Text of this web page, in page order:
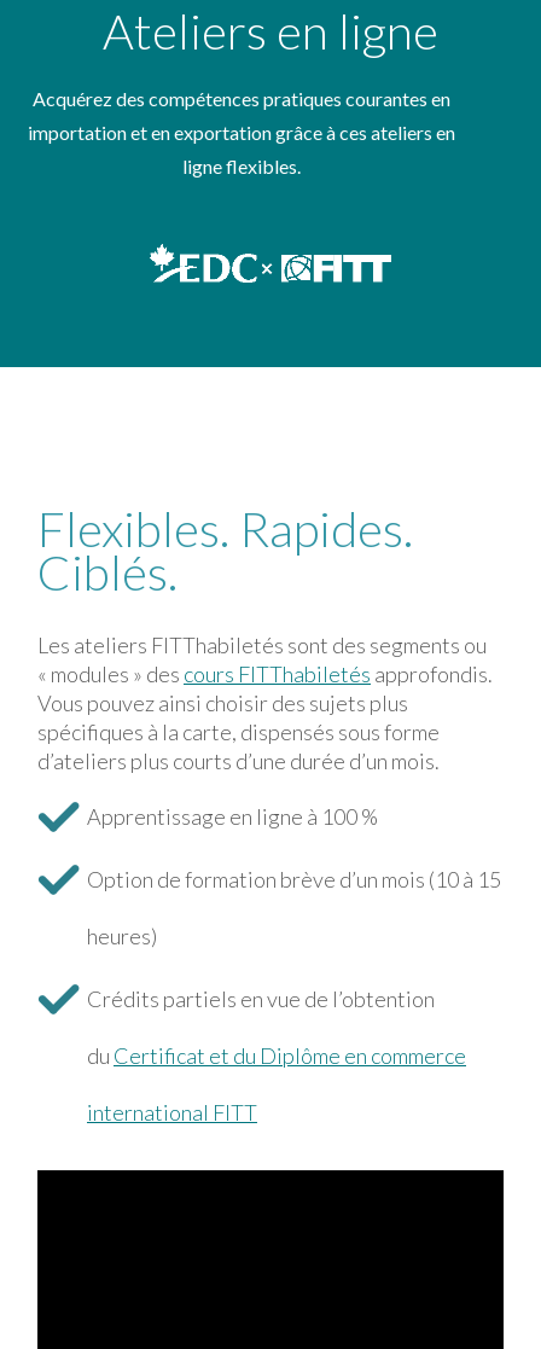
Ateliers en ligne
Acquérez des compétences pratiques courantes en
importation et en exportation grâce à ces ateliers en
ligne flexibles.
Fast.
Focused.
Flexibles. Rapides.
Ciblés.
Les ateliers FITThabiletés sont des segments ou
« modules » des cours FITThabiletés approfondis.
Vous pouvez ainsi choisir des sujets plus
spécifiques à la carte, dispensés sous forme
d’ateliers plus courts d’une durée d’un mois.
Apprentissage en ligne à 100 %
Option de formation brève d’un mois (10 à 15
heures)
Crédits partiels en vue de l’obtention
du Certificat et du Diplôme en commerce
international FITT